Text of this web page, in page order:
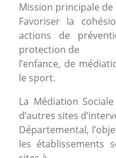
Mission principale
Favoriser la
actions de
protection de
l’enfance, de
le sport.
La Médiation
d’autres sites
Départemental,
les établissements